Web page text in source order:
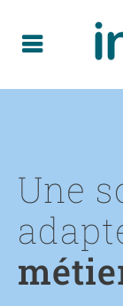
Une